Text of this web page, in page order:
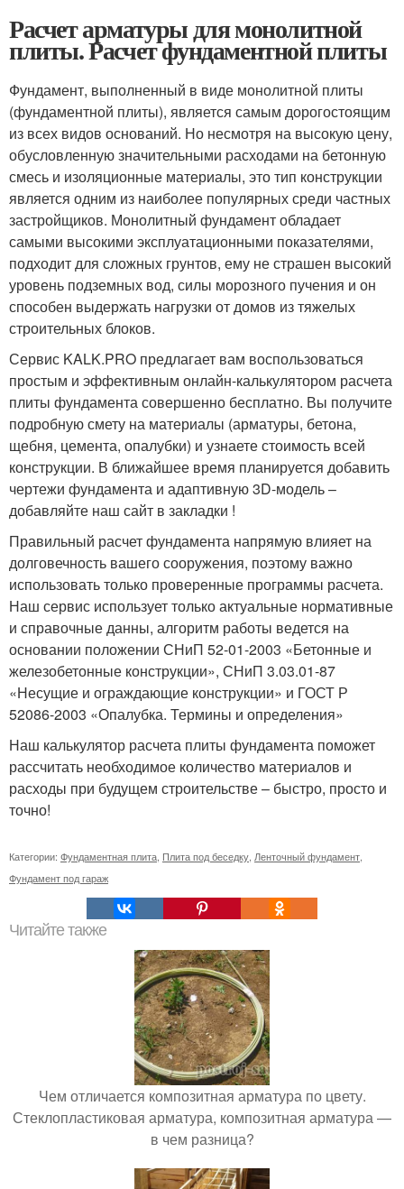
Расчет арматуры для монолитной
плиты. Расчет фундаментной плиты
Фундамент, выполненный в виде монолитной плиты
(фундаментной плиты), является самым дорогостоящим
из всех видов оснований. Но несмотря на высокую цену,
обусловленную значительными расходами на бетонную
смесь и изоляционные материалы, это тип конструкции
является одним из наиболее популярных среди частных
застройщиков. Монолитный фундамент обладает
самыми высокими эксплуатационными показателями,
подходит для сложных грунтов, ему не страшен высокий
уровень подземных вод, силы морозного пучения и он
способен выдержать нагрузки от домов из тяжелых
строительных блоков.
Сервис KALK.PRO предлагает вам воспользоваться
простым и эффективным онлайн-калькулятором расчета
плиты фундамента совершенно бесплатно. Вы получите
подробную смету на материалы (арматуры, бетона,
щебня, цемента, опалубки) и узнаете стоимость всей
конструкции. В ближайшее время планируется добавить
чертежи фундамента и адаптивную 3D-модель –
добавляйте наш сайт в закладки !
Правильный расчет фундамента напрямую влияет на
долговечность вашего сооружения, поэтому важно
использовать только проверенные программы расчета.
Наш сервис использует только актуальные нормативные
и справочные данны, алгоритм работы ведется на
основании положении СНиП 52-01-2003 «Бетонные и
железобетонные конструкции», СНиП 3.03.01-87
«Несущие и ограждающие конструкции» и ГОСТ Р
52086-2003 «Опалубка. Термины и определения»
Наш калькулятор расчета плиты фундамента поможет
рассчитать необходимое количество материалов и
расходы при будущем строительстве – быстро, просто и
точно!
Категории: Фундаментная плита Плита под беседку Ленточный фундамент
Фундамент под гараж
Читайте также
Чем отличается композитная арматура по цвету.
Стеклопластиковая арматура, композитная арматура —
в чем разница?